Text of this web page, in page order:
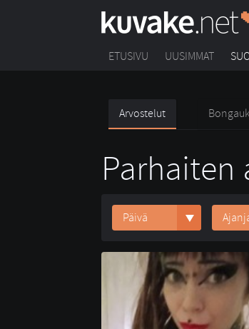
ETUSIVU UUSIMMAT
Arvostelut
Parhaiten
Päivä